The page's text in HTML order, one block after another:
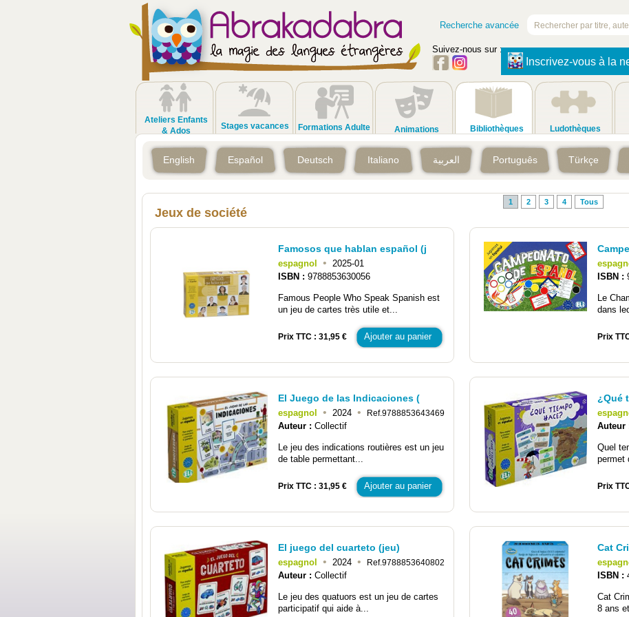
Recherche avancée
Suivez-nous sur :
Inscrivez-vous à la
Ateliers Enfants
& Ados
Stages vacances Formations Adulte Animations Bibliothèques Ludothèques
English Español Deutsch Italiano العربية Português Türkçe
Jeux de société
1 2 3 4 Tous
Famosos que hablan español (j
espagnol •
2025-01
ISBN : 9788853630056
Famous People Who Speak Spanish est
un jeu de cartes très utile et...
Prix TTC : 31,95 € Ajouter au panier
ISBN :
Le
dans
Prix
El Juego de las Indicaciones (
espagnol • 2024 • Ref.9788853643469
Auteur : Collectif
Le jeu des indications routières est un jeu
de table permettant...
Prix TTC : 31,95 € Ajouter au panier
¿Qué
Auteur
Quel
permet
Prix
El juego del cuarteto (jeu)
espagnol • 2024 • Ref.9788853640802
Auteur : Collectif
Le jeu des quatuors est un jeu de cartes
participatif qui aide à...
Cat
ISBN :
Cat
8 ans